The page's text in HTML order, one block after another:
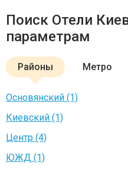
Поиск Отели
параметрам
Районы Метро
Основянский (1)
Киевский (1)
Центр (4)
ЮЖД (1)